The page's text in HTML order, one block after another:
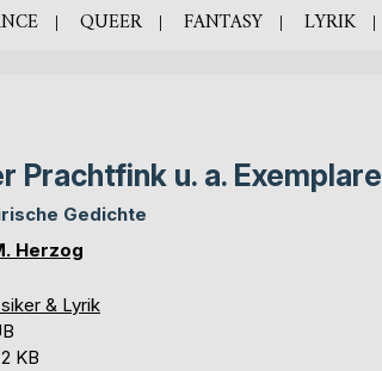
QUEER FANTASY LYRIK
Prachtfink u. a. Exemplare
Gedichte
Herzog
& Lyrik
KB